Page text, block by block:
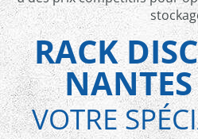
RACK
VOTRE